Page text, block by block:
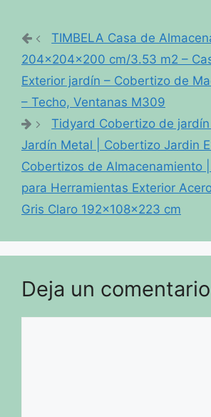
TIMBELA Casa de
204x204x200 cm/3.53 m2 –
Exterior jardín – Cobertizo de
– Techo, Ventanas M309
Tidyard Cobertizo de
Jardín Metal | Cobertizo Jardin
Cobertizos de Almacenamiento
para Herramientas Exterior
Gris Claro 192x108x223 cm
Deja un comentario